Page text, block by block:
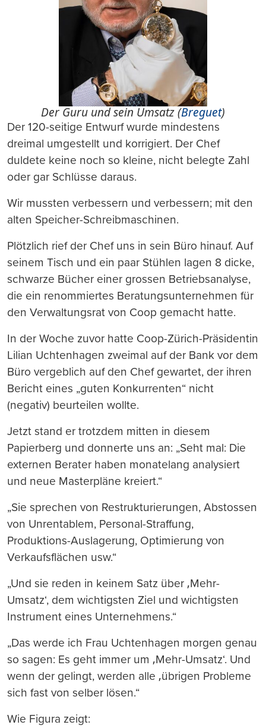
Der Guru und sein Umsatz (Breguet)
Der 120-seitige Entwurf wurde mindestens
dreimal umgestellt und korrigiert. Der Chef
duldete keine noch so kleine, nicht belegte Zahl
oder gar Schlüsse daraus.
Wir mussten verbessern und verbessern; mit den
alten Speicher-Schreibmaschinen.
Plötzlich rief der Chef uns in sein Büro hinauf. Auf
seinem Tisch und ein paar Stühlen lagen 8 dicke,
schwarze Bücher einer grossen Betriebsanalyse,
die ein renommiertes Beratungsunternehmen für
den Verwaltungsrat von Coop gemacht hatte.
In der Woche zuvor hatte Coop-Zürich-Präsidentin
Lilian Uchtenhagen zweimal auf der Bank vor dem
Büro vergeblich auf den Chef gewartet, der ihren
Bericht eines „guten Konkurrenten“ nicht
(negativ) beurteilen wollte.
Jetzt stand er trotzdem mitten in diesem
Papierberg und donnerte uns an: „Seht mal: Die
externen Berater haben monatelang analysiert
und neue Masterpläne kreiert.“
„Sie sprechen von Restrukturierungen, Abstossen
von Unrentablem, Personal-Straffung,
Produktions-Auslagerung, Optimierung von
Verkaufsflächen usw.“
„Und sie reden in keinem Satz über ‚Mehr-
Umsatz‘, dem wichtigsten Ziel und wichtigsten
Instrument eines Unternehmens.“
„Das werde ich Frau Uchtenhagen morgen genau
so sagen: Es geht immer um ‚Mehr-Umsatz‘. Und
wenn der gelingt, werden alle ‚übrigen Probleme
sich fast von selber lösen.“
Wie Figura zeigt: